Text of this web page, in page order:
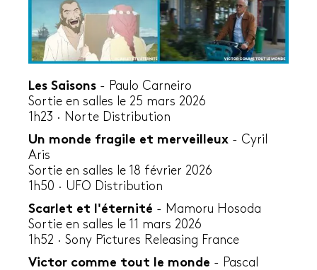
Les Saisons - Paulo Carneiro
Sortie en salles le 25 mars 2026
1h23 · Norte Distribution
Un monde fragile et merveilleux - Cyril
Aris
Sortie en salles le 18 février 2026
1h50 · UFO Distribution
Scarlet et l'éternité - Mamoru Hosoda
Sortie en salles le 11 mars 2026
1h52 · Sony Pictures Releasing France
Victor comme tout le monde - Pascal